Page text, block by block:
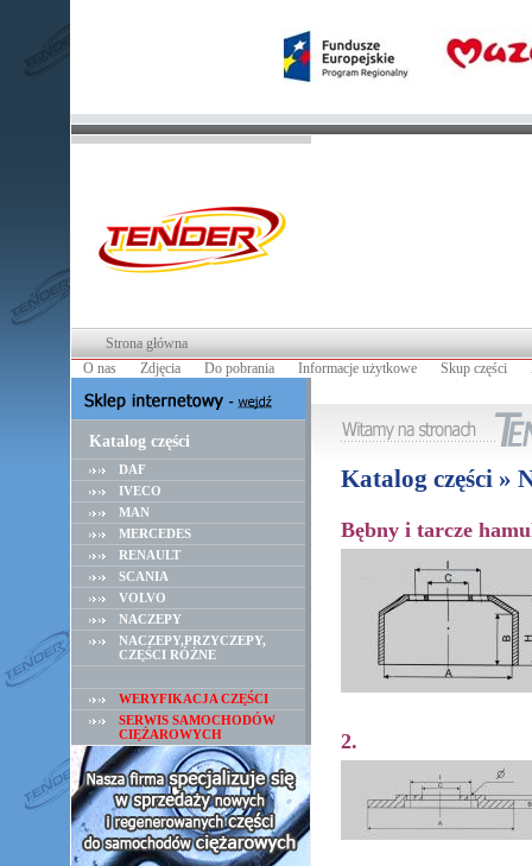
Strona główna
O nas
Zdjęcia Do pobrania Informacje użytkowe Skup części
Katalog części
DAF
IVECO
MAN
MERCEDES
RENAULT
SCANIA
VOLVO
NACZEPY
NACZEPY,PRZYCZEPY,
CZĘŚCI RÓŻNE
WERYFIKACJA CZĘŚCI
SERWIS SAMOCHODÓW
CIĘŻAROWYCH
Katalog części »
Bębny i tarcze
2.